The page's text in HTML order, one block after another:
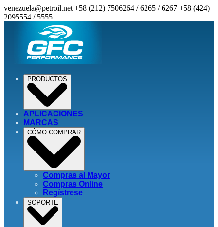
venezuela@petroil.net +58 (212) 7506264 / 6265 / 6267 +58 (424)
2095554 / 5555
PRODUCTOS
APLICACIONES
MARCAS
CÓMO COMPRAR
Compras al Mayor
Compras Online
Regístrese
SOPORTE